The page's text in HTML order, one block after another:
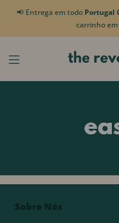
📢 Entrega em todo Portugal
carrinho
Sobre Nós